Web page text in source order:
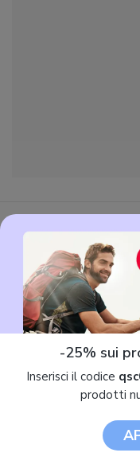
Lassativi
Plantalax3 Pesca e
-25% sui
Inserisci il codice
prodotti